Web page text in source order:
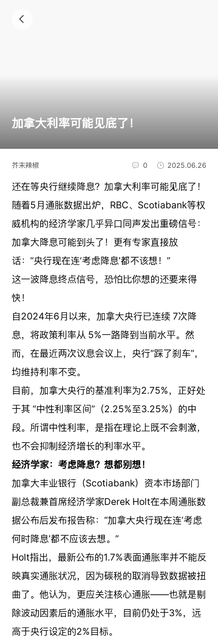
加拿大利率可能见底了！
芥末辣椒 0 2025.06.26
还在等央行继续降息？加拿大利率可能见底了！
随着5月通胀数据出炉，RBC、Scotiabank等权
威机构的经济学家几乎异口同声发出重磅信号：
加拿大降息可能到头了！更有专家直接放
话：“央行现在连‘考虑降息’都不该想！”
这一波降息终点信号，恐怕比你想的还要来得
快！
自2024年6月以来，加拿大央行已连续 7次降
息，将政策利率从 5%一路降到当前水平。然
而，在最近两次议息会议上，央行“踩了刹车”，
均维持利率不变。
目前，加拿大央行的基准利率为2.75%，正好处
于其 “中性利率区间”（2.25%至3.25%）的中
段。所谓中性利率，是指在理论上既不会刺激，
也不会抑制经济增长的利率水平。
经济学家：考虑降息？想都别想！
加拿大丰业银行（Scotiabank）资本市场部门
副总裁兼首席经济学家Derek Holt在本周通胀数
据公布后发布报告称：“加拿大央行现在连‘考虑
何时降息’都不应该去想。”
Holt指出，最新公布的1.7%表面通胀率并不能反
映真实通胀状况，因为碳税的取消导致数据被扭
曲了。他认为，更应关注核心通胀——也就是剔
除波动因素后的通胀水平，目前仍处于3%，远
高于央行设定的2%目标。